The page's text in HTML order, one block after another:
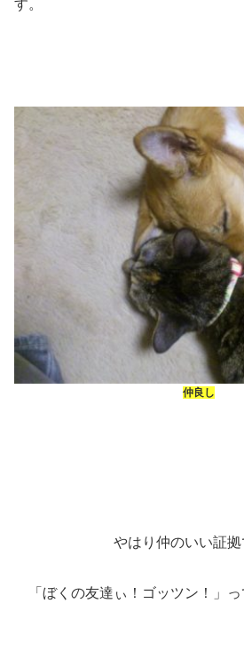
す。
仲良し
やはり仲のいい証拠
「ぼくの友達ぃ！ゴッツン！」